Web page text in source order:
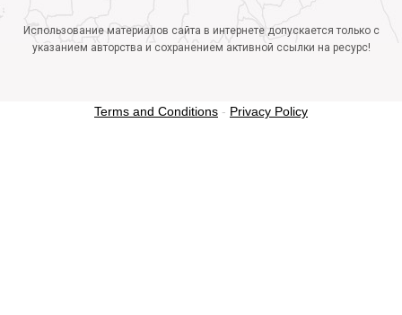
Использование материалов сайта в интернете допускается только с
указанием авторства и сохранением активной ссылки на ресурс!
Terms and Conditions - Privacy Policy